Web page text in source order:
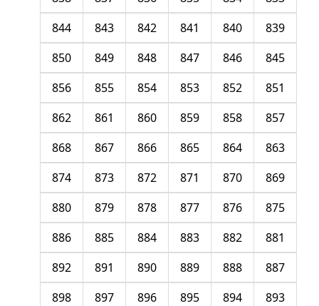
839
840
841
842
843
844
845
846
847
848
849
850
851
852
853
854
855
856
857
858
859
860
861
862
863
864
865
866
867
868
869
870
871
872
873
874
875
876
877
878
879
880
881
882
883
884
885
886
887
888
889
890
891
892
893
894
895
896
897
898